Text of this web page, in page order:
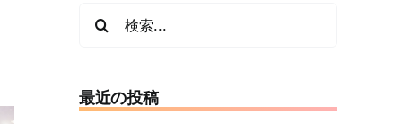
最近の投稿